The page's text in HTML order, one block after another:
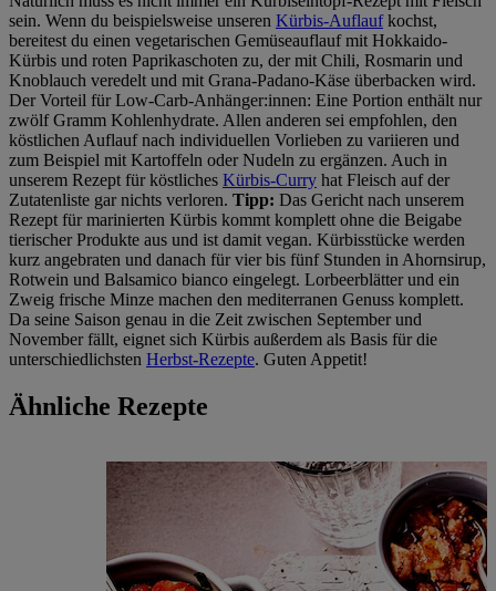
sein. Wenn du beispielsweise unseren Kürbis-Auflaufkochst,
bereitest du einen vegetarischen Gemüseauflauf mit Hokkaido-
Kürbis und roten Paprikaschoten zu, der mit Chili, Rosmarin und
Knoblauch veredelt und mit Grana-Padano-Käse überbacken wird.
Der Vorteil für Low-Carb-Anhänger:innen: Eine Portion enthält nur
zwölf Gramm Kohlenhydrate. Allen anderen sei empfohlen, den
köstlichen Auflauf nach individuellen Vorlieben zu variieren und
zum Beispiel mit Kartoffeln oder Nudeln zu ergänzen. Auch in
unserem Rezept für köstliches Kürbis-Curry hat Fleisch auf der
Zutatenliste gar nichts verloren. Tipp: Das Gericht nach unserem
Rezept für marinierten Kürbis kommt komplett ohne die Beigabe
tierischer Produkte aus und ist damit vegan. Kürbisstücke werden
kurz angebraten und danach für vier bis fünf Stunden in Ahornsirup,
Rotwein und Balsamico bianco eingelegt. Lorbeerblätter und ein
Zweig frische Minze machen den mediterranen Genuss komplett.
Da seine Saison genau in die Zeit zwischen September und
November fällt, eignet sich Kürbis außerdem als Basis für die
unterschiedlichsten Herbst-Rezepte. Guten Appetit!
Ähnliche Rezepte